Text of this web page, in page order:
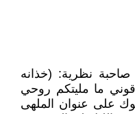
نظرية: (خذانه
ما مليتكم روحي
على عنوان الملهى